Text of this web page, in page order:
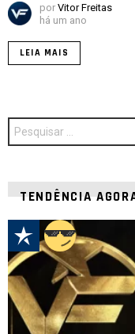
por Vitor Freitas
há um ano
LEIA MAIS
Procurar
por:
TENDÊNCIA